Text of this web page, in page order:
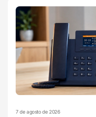
7 de agosto de 2026